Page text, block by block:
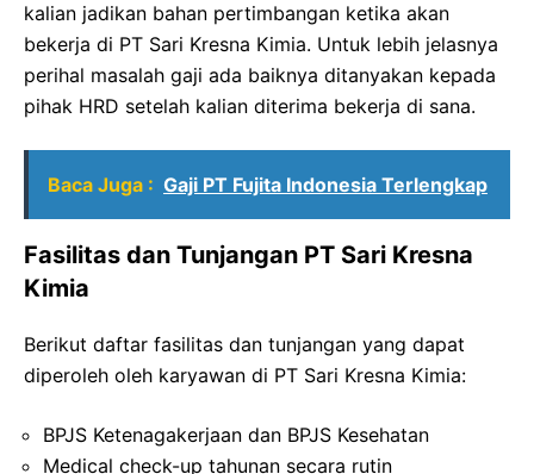
kalian jadikan bahan pertimbangan ketika akan
bekerja di PT Sari Kresna Kimia. Untuk lebih jelasnya
perihal masalah gaji ada baiknya ditanyakan kepada
pihak HRD setelah kalian diterima bekerja di sana.
Baca Juga : Gaji PT Fujita Indonesia Terlengkap
Fasilitas dan Tunjangan PT Sari Kresna
Kimia
Berikut daftar fasilitas dan tunjangan yang dapat
diperoleh oleh karyawan di PT Sari Kresna Kimia:
BPJS Ketenagakerjaan dan BPJS Kesehatan
Medical check-up tahunan secara rutin